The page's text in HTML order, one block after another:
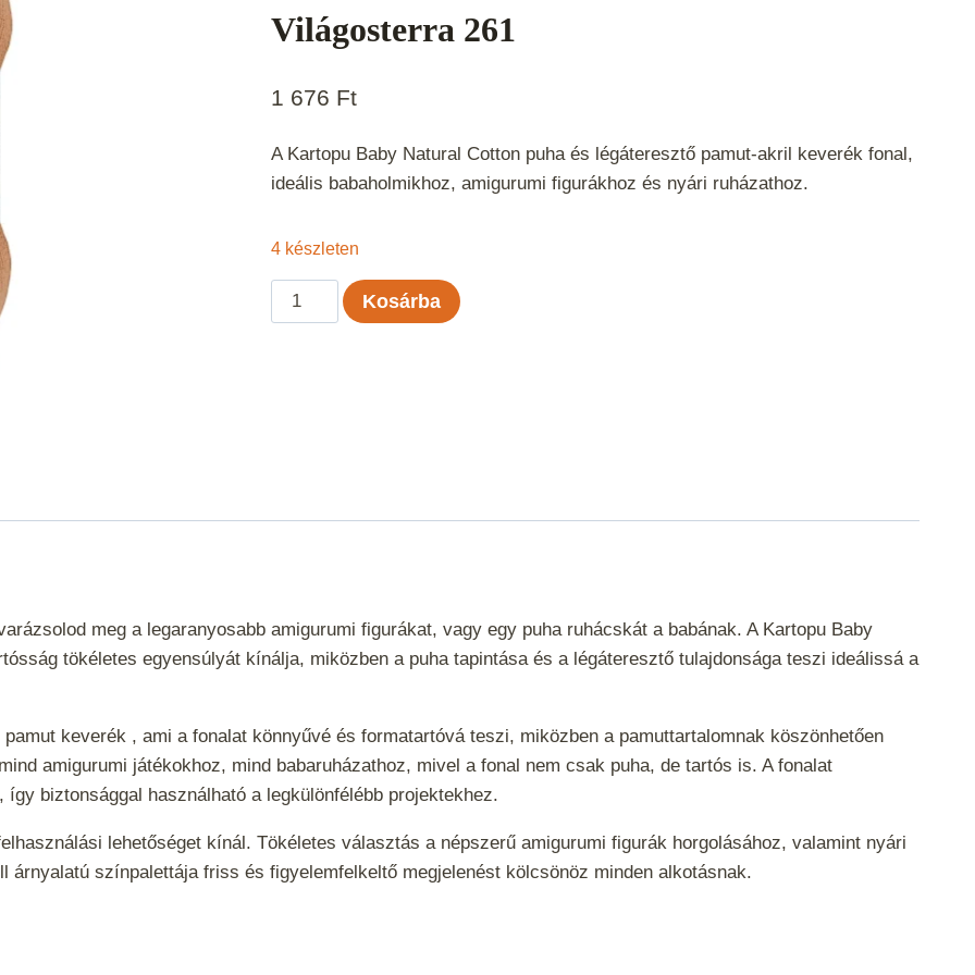
Világosterra 261
1 676 Ft
A Kartopu Baby Natural Cotton puha és légáteresztő pamut-akril keverék fonal,
ideális babaholmikhoz, amigurumi figurákhoz és nyári ruházathoz.
4 készleten
Kartopu
Baby
Kosárba
meg a legaranyosabb amigurumi figurákat, vagy egy puha ruhácskát a babának. A Kartopu Baby
tökéletes egyensúlyát kínálja, miközben a puha tapintása és a légáteresztő tulajdonsága teszi ideálissá a
keverék , ami a fonalat könnyűvé és formatartóvá teszi, miközben a pamuttartalomnak köszönhetően
amigurumi játékokhoz, mind babaruházathoz, mivel a fonal nem csak puha, de tartós is. A fonalat
biztonsággal használható a legkülönfélébb projektekhez.
lehetőséget kínál. Tökéletes választás a népszerű amigurumi figurák horgolásához, valamint nyári
színpalettája friss és figyelemfelkeltő megjelenést kölcsönöz minden alkotásnak.